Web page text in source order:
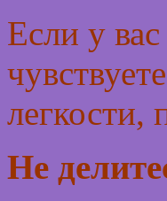
Если у
легкости,
Не